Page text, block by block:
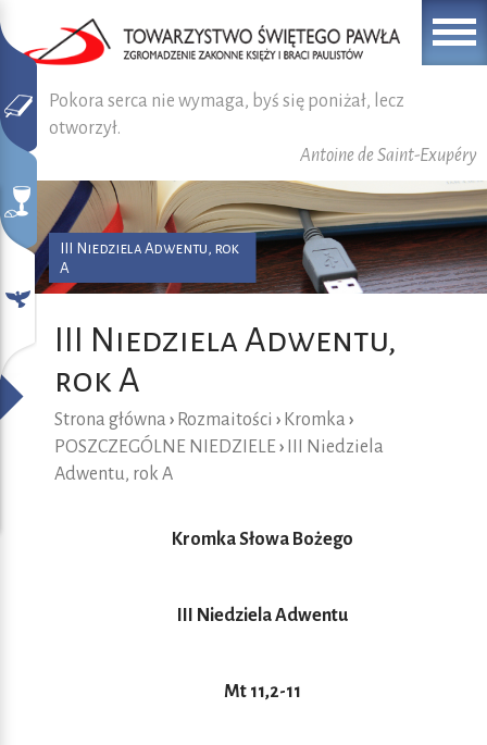
Pokora serca nie wymaga, byś się poniżał, lecz
otworzył.
Antoine de Saint-Exupéry
III Niedziela Adwentu, rok
A
III Niedziela Adwentu,
rok A
Strona główna › Rozmaitości › Kromka ›
POSZCZEGÓLNE NIEDZIELE›
III Niedziela
Adwentu, rok A
Kromka Słowa Bożego
III Niedziela Adwentu
Mt 11,2-11